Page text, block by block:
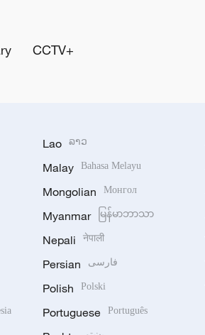
CCTV+
Lao ລາວ
Malay Bahasa Melayu
Mongolian Монгол
Myanmar မြန်မာဘာသာ
Nepali नेपाली
Persian فارسی
Polish Polski
Portuguese Português